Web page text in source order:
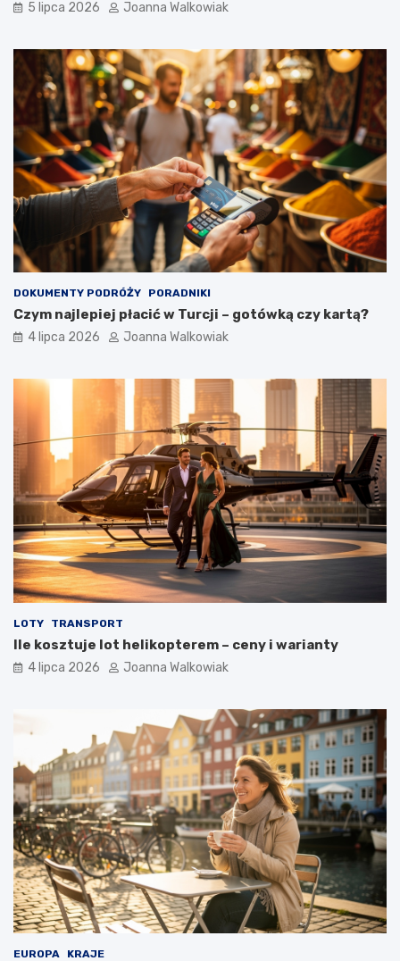
5 lipca 2026 Joanna Walkowiak
DOKUMENTY PODRÓŻY PORADNIKI
Czym najlepiej płacić w Turcji – gotówką czy kartą?
4 lipca 2026 Joanna Walkowiak
LOTY TRANSPORT
Ile kosztuje lot helikopterem – ceny i warianty
4 lipca 2026 Joanna Walkowiak
EUROPA KRAJE